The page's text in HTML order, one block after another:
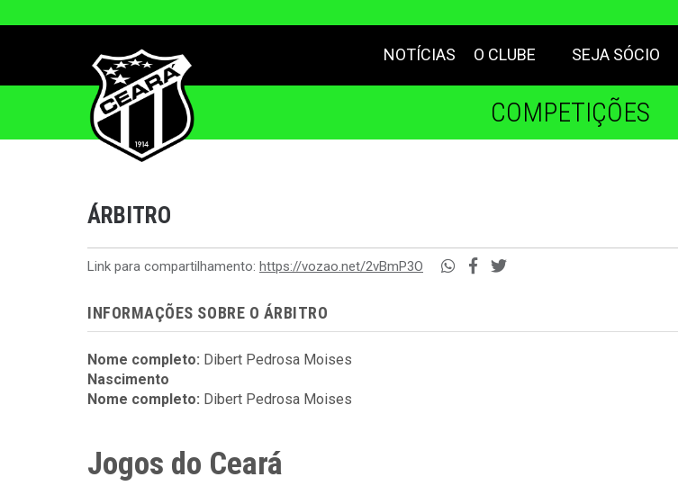
NOTÍCIAS O CLUBE SEJA SÓCIO
COMPETIÇÕES
ÁRBITRO
Link para compartilhamento: https://vozao.net/2vBmP3O
INFORMAÇÕES SOBRE O ÁRBITRO
Nome completo: Dibert Pedrosa Moises
Nascimento
Nome completo: Dibert Pedrosa Moises
Jogos do Ceará